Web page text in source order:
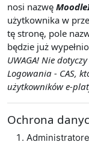
nosi nazwę
użytkownika w
tę stronę, pole
będzie już
UWAGA! Nie
Logowania - CAS,
użytkowników e-
Ochrona